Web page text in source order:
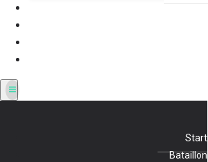
Start
Bataillon